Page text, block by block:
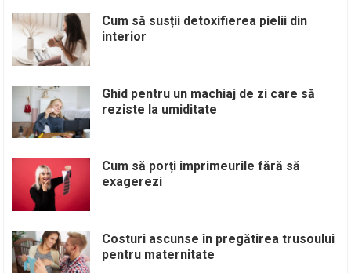
Cum să susții detoxifierea pielii din
interior
Ghid pentru un machiaj de zi care să
reziste la umiditate
Cum să porți imprimeurile fără să
exagerezi
Costuri ascunse în pregătirea trusoului
pentru maternitate